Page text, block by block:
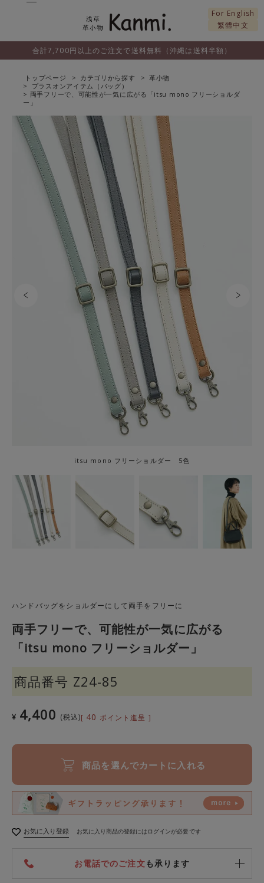
For English
繁體中文
合計7,700円以上のご注文で送料無料（沖縄は送料半額）
トップページ カテゴリから探す
革小物
プラスオンアイテム（バッグ）
両手フリーで、可能性が一気に広がる「itsu mono フリーショルダ
ー」
itsu mono フリーショルダー 5色
ハンドバッグをショルダーにして両手をフリーに
両手フリーで、可能性が一気に広がる
「itsu mono フリーショルダー」
商品番号 Z24-85
¥ 4,400 税込 [ 40 ポイント進呈 ]
商品を選んでカートに入れる
お気に入り登録 お気に入り商品の登録にはログインが必要です
お電話でのご注文も承ります